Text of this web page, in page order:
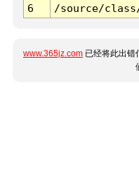
6
/source/
www.365jz.com 已经将此出错